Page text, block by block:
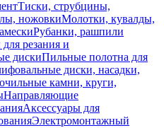
Тиски, струбцины,
ножовкиМолотки, кувалды,
Рубанки, рашпили
резания и
дискиПильные полотна для
диски, насадки,
камни, круги,
Направляющие
Аксессуары для
Электромонтажный